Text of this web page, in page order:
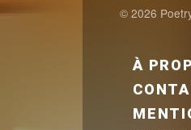
© 2026
FOOTER
À